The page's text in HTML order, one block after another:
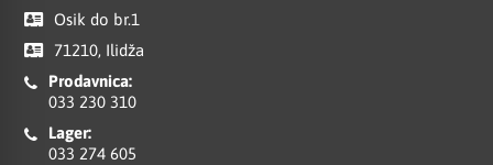
Osik do br.1
71210, Ilidža
Prodavnica:
033 230 310
Lager:
033 274 605